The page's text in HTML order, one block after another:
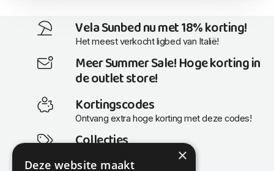
Vela Sunbed nu met 18% korting!
Het meest verkocht ligbed van Italië!
Meer Summer Sale! Hoge korting in
de outlet store!
Kortingscodes
Ontvang extra hoge korting met deze codes!
Collecties
Actuele en populaire collecties
×
Deze website maakt